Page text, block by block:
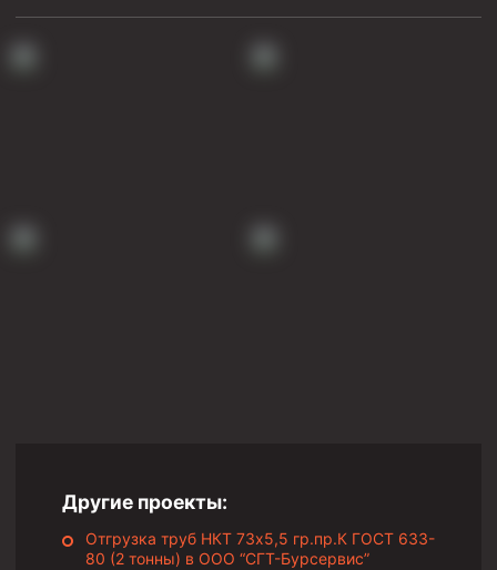
Муфта ОТТГ 146
Циркуляционные системы и оборудование для
Технологическая оснастка обсадных колонн
Другие проекты:
Отгрузка труб НКТ 73х5,5 гр.пр.К ГОСТ 633-
80 (2 тонны) в ООО “СГТ-Бурсервис”